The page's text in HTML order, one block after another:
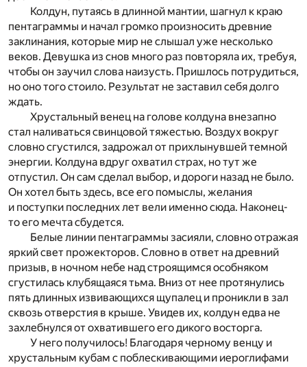
Колдун, путаясь в длинной мантии, шагнул к краю
пентаграммы и начал громко произносить древние
заклинания, которые мир не слышал уже несколько
веков. Девушка из снов много раз повторяла их, требуя,
чтобы он заучил слова наизусть. Пришлось потрудиться,
но оно того стоило. Результат не заставил себя долго
ждать.
Хрустальный венец на голове колдуна внезапно
стал наливаться свинцовой тяжестью. Воздух вокруг
словно сгустился, задрожал от прихлынувшей темной
энергии. Колдуна вдруг охватил страх, но тут же
отпустил. Он сам сделал выбор, и дороги назад не было.
Он хотел быть здесь, все его помыслы, желания
и поступки последних лет вели именно сюда. Наконец-
то его мечта сбудется.
Белые линии пентаграммы засияли, словно отражая
яркий свет прожекторов. Словно в ответ на древний
призыв, в ночном небе над строящимся особняком
сгустилась клубящаяся тьма. Вниз от нее протянулись
пять длинных извивающихся щупалец и проникли в зал
сквозь отверстия в крыше. Увидев их, колдун едва не
захлебнулся от охватившего его дикого восторга.
У него получилось! Благодаря черному венцу и
хрустальным кубам с поблескивающими иероглифами